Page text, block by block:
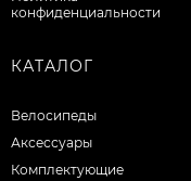
конфиденциальности
КАТАЛОГ
Велосипеды
Аксессуары
Комплектующие